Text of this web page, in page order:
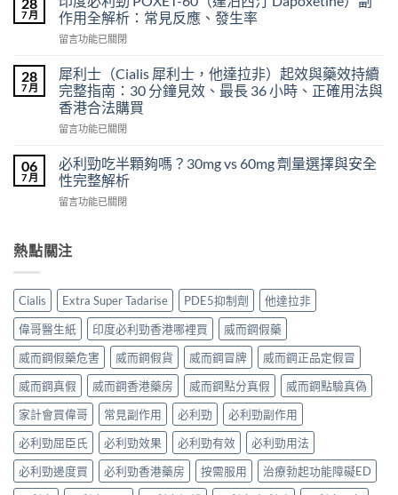
愛
力
混
片
雙
效
利
效
果
怎
麼
作
嗎？〉
中
壯
使
用
得
及
樂
威
壯
裡
買？
齡
不
福
的
終
點〉
中
28
7 月
作用全解析：常見反應、發生率
在
度
必
利
勁
POXET-
泊
西
汀
Dapoxetine）
用
析：
常
見
反
應、
發
生
率〉
中
留言功能已關閉
28
7 月
犀利士（Cialis 犀利士，他達拉非）起效與藥效持續
完整指南：30 分鐘見效、最長 36 小時、正確用法與
香港合法購買
在
利
士
（Cialis
犀
他
非）
起
效
與
藥
效
持
續
完
整
指
南：
30
分
留言功能已關閉
06
7 月
必利勁吃半顆夠嗎？30mg vs 60mg 劑量選擇與安全
性完整解析
在
勁
吃
顆
夠
嗎？
30mg
vs
60mg
劑
量
選
擇
與
安
全
性
留言功能已關閉
熱點關注
Cialis Extra Super Tadarise PDE5抑制劑
他達拉非
偉哥醫生紙
印度必利勁香港哪裡買
威而鋼假藥
威而鋼假藥危害
威而鋼假貨 威而鋼冒牌
威而鋼正品定假冒
威而鋼真假
威而鋼香港藥房 威而鋼點分真假
威而鋼點驗真偽
家計會買偉哥
常見副作用 必利勁
必利勁副作用
必利勁屈臣氏
必利勁效果 必利勁有效
必利勁用法
必利勁邊度買
必利勁香港藥房 按需服用
治療勃起功能障礙ED